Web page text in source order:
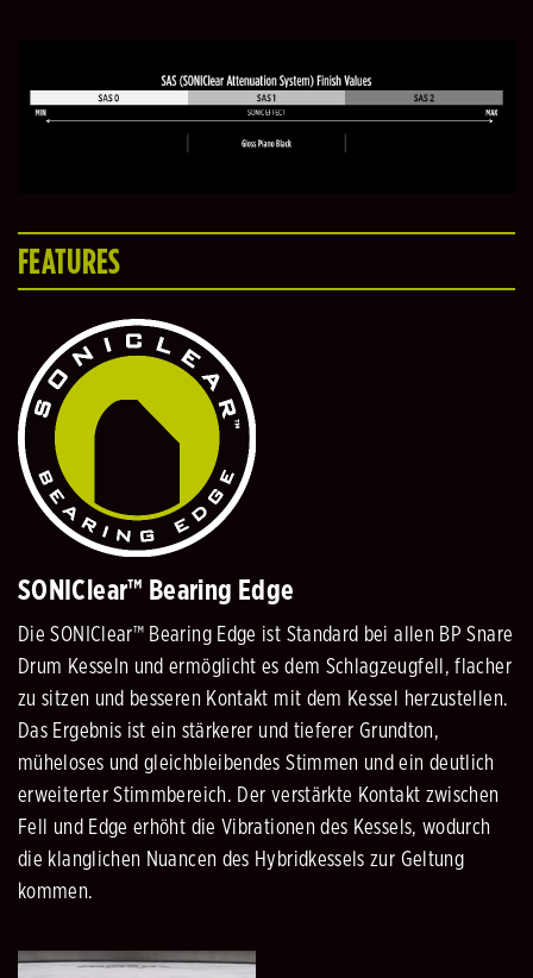
FEATURES
SONIClear™ Bearing Edge
Die SONIClear™ Bearing Edge ist Standard bei allen BP Snare
Drum Kesseln und ermöglicht es dem Schlagzeugfell, flacher
zu sitzen und besseren Kontakt mit dem Kessel herzustellen.
Das Ergebnis ist ein stärkerer und tieferer Grundton,
müheloses und gleichbleibendes Stimmen und ein deutlich
erweiterter Stimmbereich. Der verstärkte Kontakt zwischen
Fell und Edge erhöht die Vibrationen des Kessels, wodurch
die klanglichen Nuancen des Hybridkessels zur Geltung
kommen.